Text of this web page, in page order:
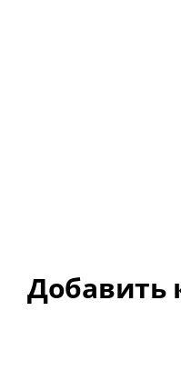
Добавить